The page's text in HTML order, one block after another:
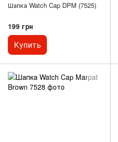
Шапка Watch Cap DPM (7525)
199 грн
Купить